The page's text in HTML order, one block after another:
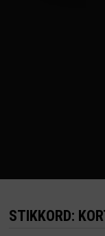
STIKKORD: